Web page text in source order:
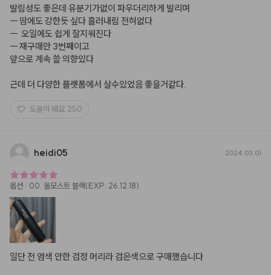
발림성도 좋은데 유분기가없이 파우더리하게 발리며
ㅡ 땀에도 강한듯 싶다 흘러내림 전혀없다
ㅡ  오일에도 쉽게 잘지워진다
ㅡ 재구매만 3번째이고
앞으로 계속 쓸 의향있다
근데 더 다양한 플랫폼에서 살수있었음 좋을거같다.
도움이 돼요 250
heidi05 2024.03.01
옵션 : 00. 올모스트 블랙(EXP. 26.12.18)
일단 전 염색 안한 검정 머리라 검은색으로 구매했습니다